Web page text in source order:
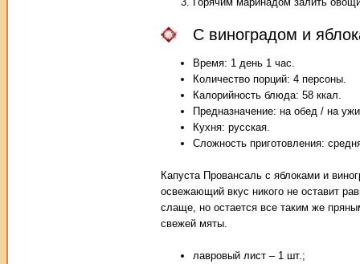
С виноградом и
Время: 1 день 1 час.
Количество порций: 4 персоны.
Калорийность блюда: 58 ккал.
Предназначение: на обед / на
Кухня: русская.
Сложность приготовления:
Капуста Провансаль с яблоками и
освежающий вкус никого не оставит
слаще, но остается все таким же
свежей мяты.
лавровый лист – 1 шт.;